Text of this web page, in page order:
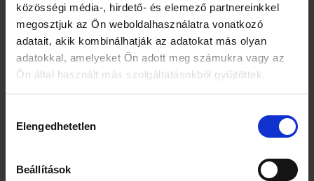
közösségi média-, hirdető- és elemező partnereinkkel
megosztjuk az Ön weboldalhasználatra vonatkozó
adatait, akik kombinálhatják az adatokat más olyan
adatokkal, amelyeket Ön adott meg számukra vagy az
Ön által használt más szolgáltatásokból gyűjtöttek.
Az adatkezelési tájékoztató elérhető itt.
kiválasztása
Elengedhetetlen
Beállítások
Amennyiben férjének mérete XXXL, nem tudjuk, miért akarta
pufi (!!!) dzsekivel meglepni. Ennek ellenére panaszlevelét
google fordítóval lefordítottuk, és elküldtük a kínai
gyártónak. Válaszukat változatlan formában továbbítjuk.
„Örülünk, hogy használatba testtakaró téli ruha! Vigyázat!
Folyékonyas vagy gázas tisztítószerek indokolatlan termék
stabilitás. Csak használhatsa gyártó által megbízott
testtakaró téli ruha melegérzet, küldi címre: 施瓦辛格路上海
127-185，中国.”
Gellért Viktória